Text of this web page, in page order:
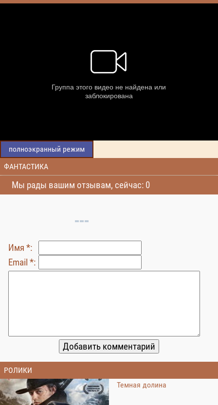
полноэкранный режим
ФАНТАСТИКА
Мы рады вашим отзывам, сейчас: 0
Имя *:
Email *:
РОЛИКИ
Темная долина